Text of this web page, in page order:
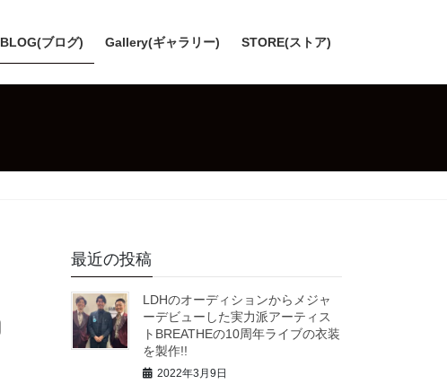
BLOG(ブログ) Gallery(ギャラリー) STORE(ストア)
最近の投稿
LDHのオーディションからメジャ
ーデビューした実力派アーティス
トBREATHEの10周年ライブの衣装
を製作!!
2022年3月9日